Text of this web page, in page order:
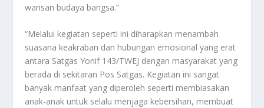
warisan budaya bangsa.”
“Melalui kegiatan seperti ini diharapkan menambah
suasana keakraban dan hubungan emosional yang erat
antara Satgas Yonif 143/TWEJ dengan masyarakat yang
berada di sekitaran Pos Satgas. Kegiatan ini sangat
banyak manfaat yang diperoleh seperti membiasakan
anak-anak untuk selalu menjaga kebersihan, membuat